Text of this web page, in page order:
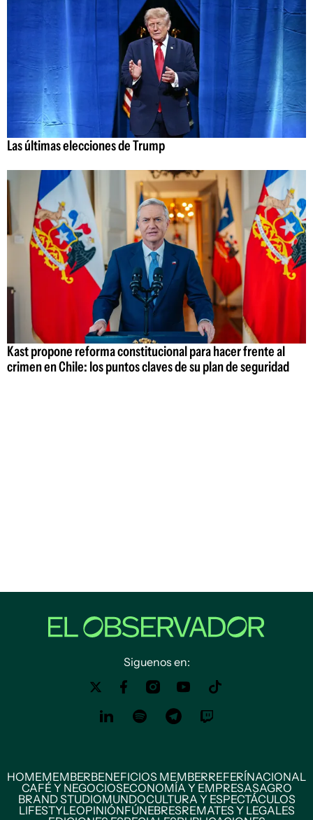
Las últimas elecciones de Trump
Kast propone reforma constitucional para hacer frente al
crimen en Chile: los puntos claves de su plan de seguridad
Siguenos en:
HOMEMEMBERBENEFICIOS MEMBERREFERÍNACIONAL
CAFÉ Y NEGOCIOSECONOMÍA Y EMPRESASAGRO
BRAND STUDIOMUNDOCULTURA Y ESPECTÁCULOS
LIFESTYLEOPINIÓNFÚNEBRESREMATES Y LEGALES